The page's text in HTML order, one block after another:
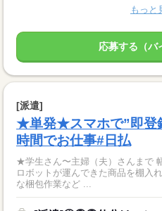
もっと
応募する（バ
[派遣]
★単発★スマホで”即登
時間でお仕事#日払
★学生さん〜主婦（夫）さんまで
ロボットが運んできた商品を棚入
な梱包作業など ...